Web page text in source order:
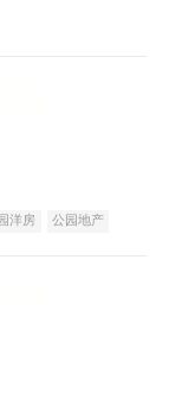
洋房
公园地产